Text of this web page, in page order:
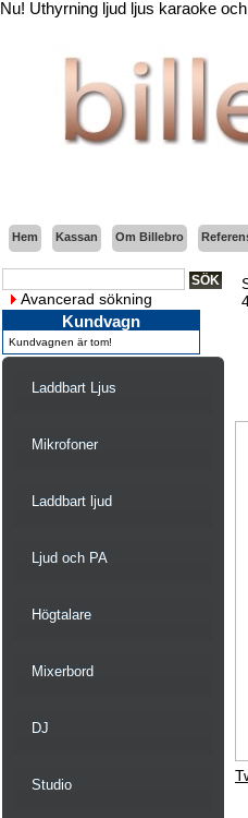
Nu! Uthyrning ljud ljus karaoke
Hem Kassan Om Billebro
Avancerad sökning
Kundvagn
Kundvagnen är tom!
Laddbart Ljus
Mikrofoner
Laddbart ljud
Ljud och PA
Högtalare
Mixerbord
DJ
Studio